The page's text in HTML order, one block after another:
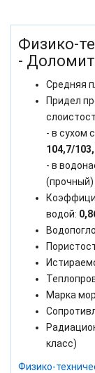
Физико-
- Доломит
Средняя
Придел
- в сухом
104,7/
- в
(прочный)
водой:
Марка
класс)
Физико-